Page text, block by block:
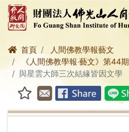
首頁
人間佛教學報藝文
《人間佛教學報‧藝文》第44期
與星雲大師三次結緣皆因文學